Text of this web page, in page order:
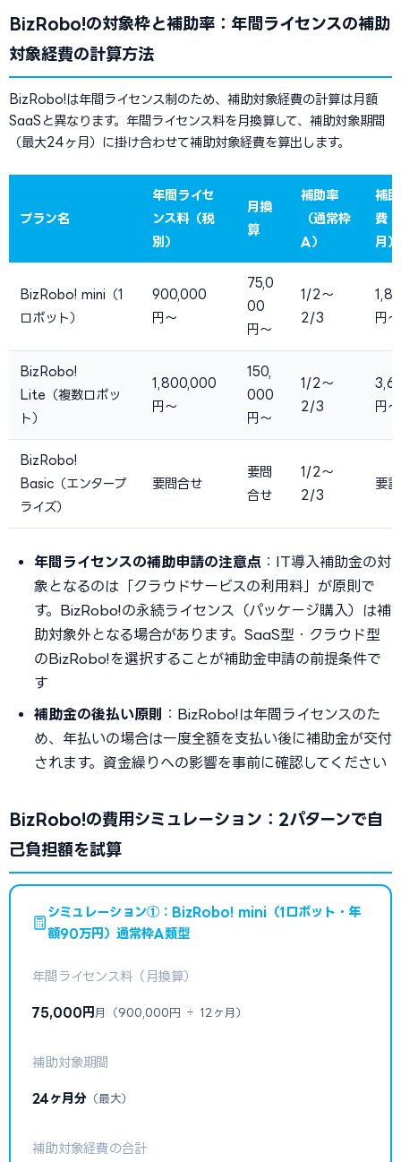
BizRobo!の対象枠と補助率：年間ライセンスの補助
対象経費の計算方法
BizRobo!は年間ライセンス制のため、補助対象経費の計算は月額
SaaSと異なります。年間ライセンス料を月換算して、補助対象期間
（最大24ヶ月）に掛け合わせて補助対象経費を算出します。
プラン名
年間ライセ
ンス料（税
別）
月換
算
補助率
（通常枠
A）
補
費
月）
BizRobo! mini（1
ロボット）
900,000
円〜
75,0
00
円〜
1/2〜
2/3
円〜
BizRobo!
Lite（複数ロボッ
ト）
1,800,000
円〜
150,
000
円〜
1/2〜
2/3
円〜
BizRobo!
Basic（エンタープ
ライズ）
要問合せ
要問
合せ
1/2〜
2/3
要
年間ライセンスの補助申請の注意点 ：IT導入補助金の対
象となるのは「クラウドサービスの利用料」が原則で
す。BizRobo!の永続ライセンス（パッケージ購入）は補
助対象外となる場合があります。SaaS型・クラウド型
のBizRobo!を選択することが補助金申請の前提条件で
す
補助金の後払い原則
：BizRobo!は年間ライセンスのた
め、年払いの場合は一度全額を支払い後に補助金が交付
されます。資金繰りへの影響を事前に確認してください
BizRobo!の費用シミュレーション：2パターンで自
己負担額を試算
シミュレーション①：BizRobo! mini（1ロボット・年
額90万円）通常枠A類型
年間ライセンス料（月換算）
75,000円 月（900,000円 ÷ 12ヶ月）
補助対象期間
24ヶ月分 （最大）
補助対象経費の合計